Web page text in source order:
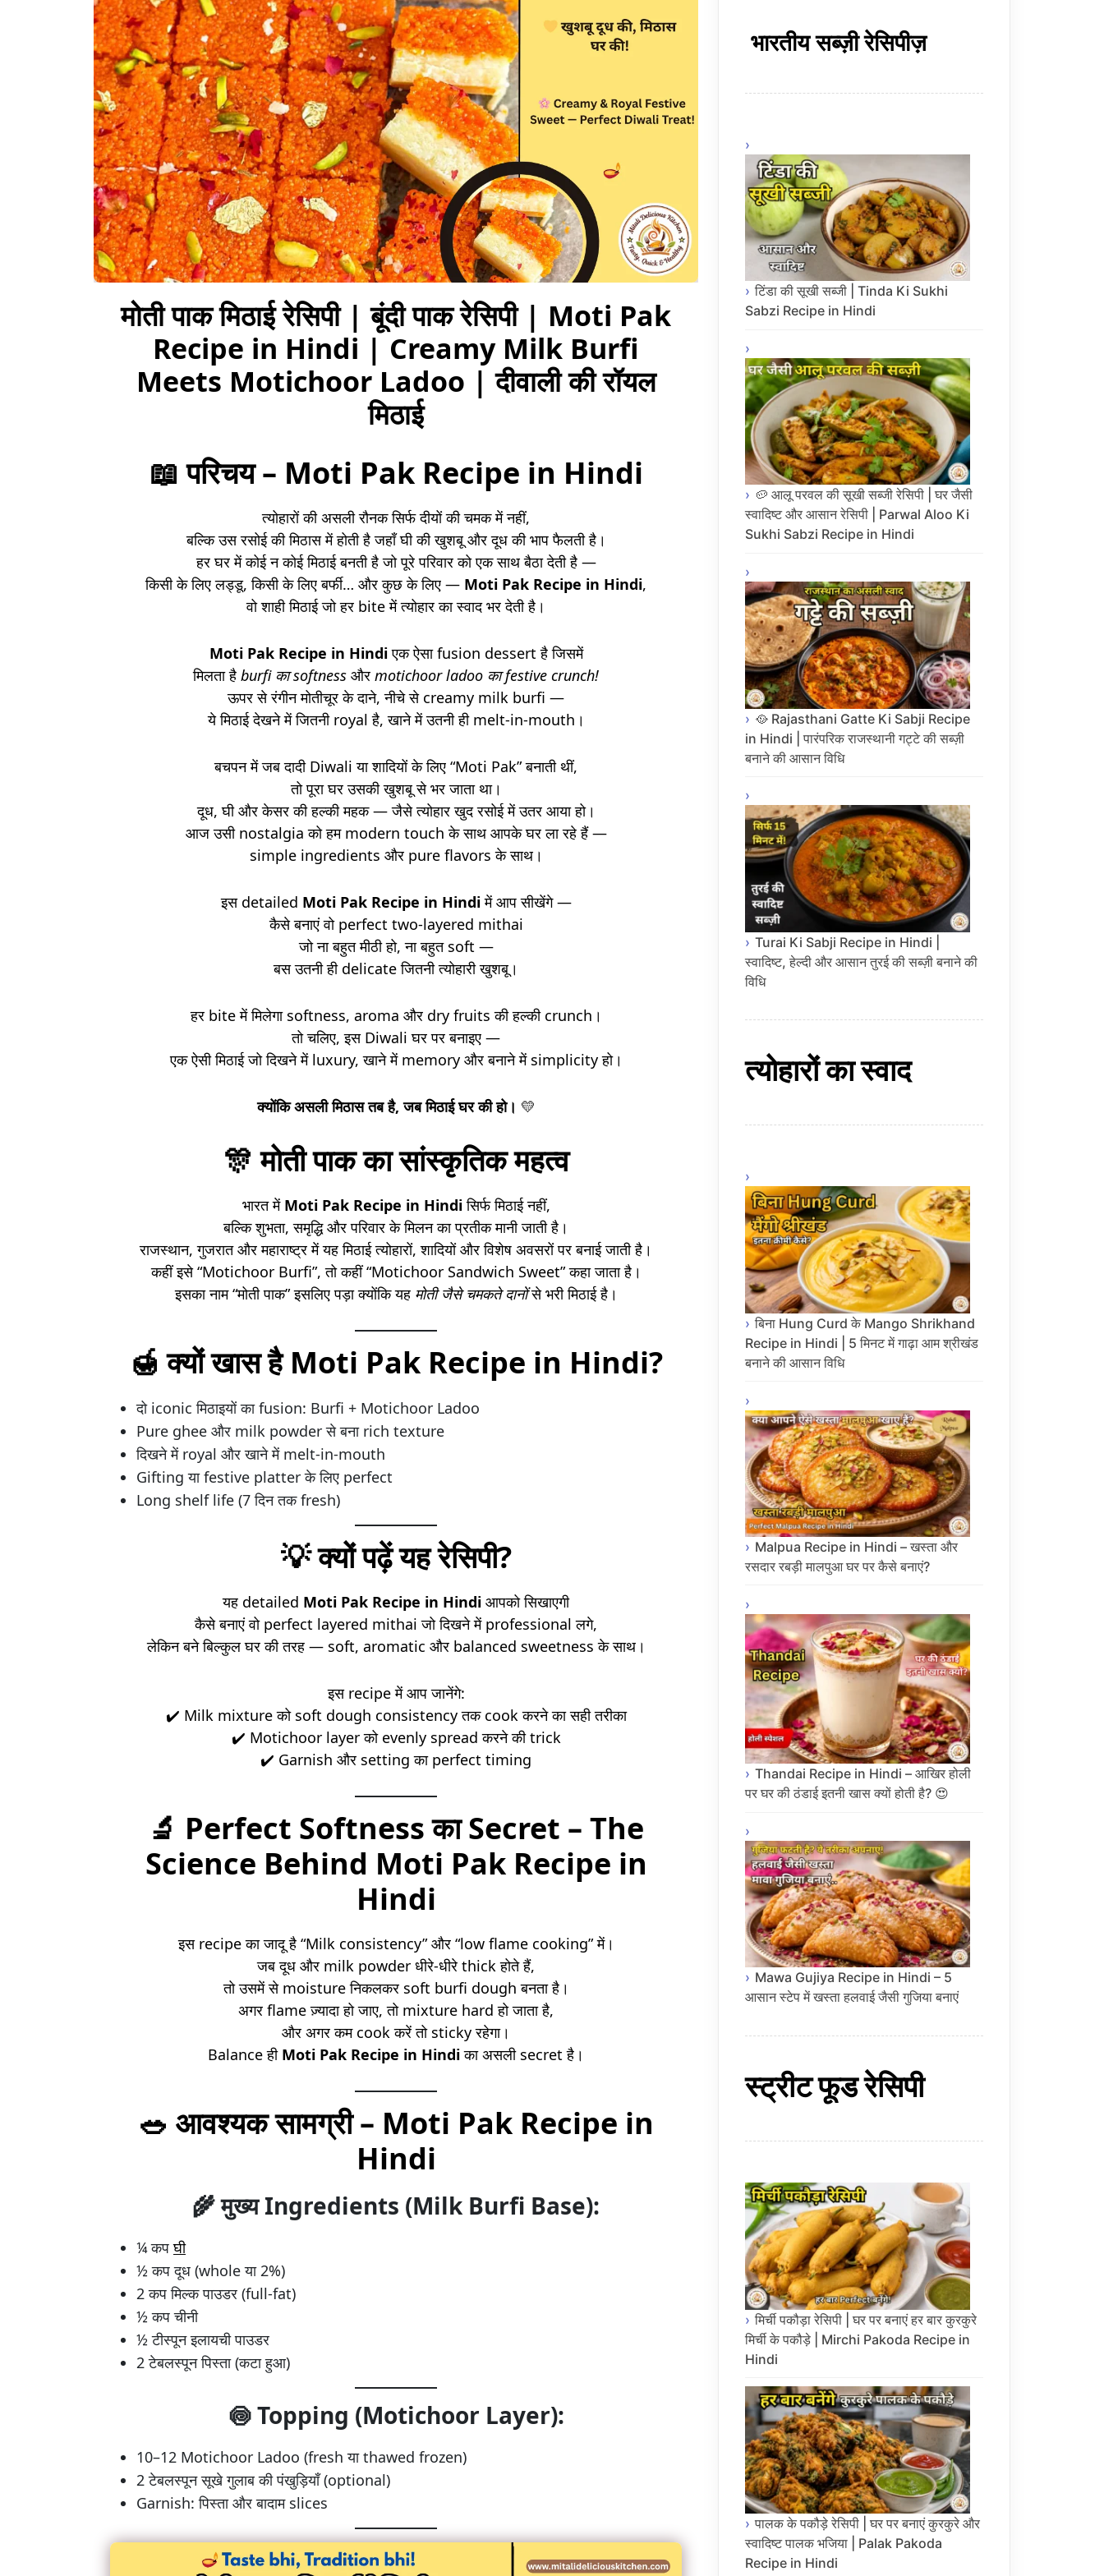
मोती पाक मिठाई रेसिपी | बूंदी पाक रेसिपी | Moti Pak
Recipe in Hindi | Creamy Milk Burfi
Meets Motichoor Ladoo | दीवाली की रॉयल
मिठाई
📖परिचय – Moti Pak Recipe in Hindi
त्योहारों की असली रौनक सिर्फ दीयों की चमक में नहीं,
बल्कि उस रसोई की मिठास में होती है जहाँ घी की खुशबू और दूध की भाप फैलती है।
हर घर में कोई न कोई मिठाई बनती है जो पूरे परिवार को एक साथ बैठा देती है —
किसी के लिए लड्डू, किसी के लिए बर्फी… और कुछ के लिए — Moti Pak Recipe in Hindi,
वो शाही मिठाई जो हर bite में त्योहार का स्वाद भर देती है।
Moti Pak Recipe in Hindiएक ऐसा fusion dessert है जिसमें
मिलता है burfi का softness और motichoor ladoo का festive crunch!
ऊपर से रंगीन मोतीचूर के दाने, नीचे से creamy milk burfi —
ये मिठाई देखने में जितनी royal है, खाने में उतनी ही melt-in-mouth।
बचपन में जब दादी Diwali या शादियों के लिए “Moti Pak” बनाती थीं,
तो पूरा घर उसकी खुशबू से भर जाता था।
दूध, घी और केसर की हल्की महक — जैसे त्योहार खुद रसोई में उतर आया हो।
आज उसी nostalgia को हम modern touch के साथ आपके घर ला रहे हैं —
simple ingredients और pure flavors के साथ।
इस detailed Moti Pak Recipe in Hindiमें आप सीखेंगे —
कैसे बनाएं वो perfect two-layered mithai
जो ना बहुत मीठी हो, ना बहुत soft —
बस उतनी ही delicate जितनी त्योहारी खुशबू।
हर bite में मिलेगा softness, aroma और dry fruits की हल्की crunch।
तो चलिए, इस Diwali घर पर बनाइए —
एक ऐसी मिठाई जो दिखने में luxury, खाने में memory और बनाने में simplicity हो।
क्योंकि असली मिठास तब है, जब मिठाई घर की हो। 💛
🎊मोती पाक का सांस्कृतिक महत्व
भारत में Moti Pak Recipe in Hindiसिर्फ मिठाई नहीं,
बल्कि शुभता, समृद्धि और परिवार के मिलन का प्रतीक मानी जाती है।
राजस्थान, गुजरात और महाराष्ट्र में यह मिठाई त्योहारों, शादियों और विशेष अवसरों पर बनाई जाती है।
कहीं इसे “Motichoor Burfi”, तो कहीं “Motichoor Sandwich Sweet” कहा जाता है।
इसका नाम “मोती पाक” इसलिए पड़ा क्योंकि यह मोती जैसे चमकते दानोंसे भरी मिठाई है।
🍯क्यों खास है Moti Pak Recipe in Hindi?
दो iconic मिठाइयों का fusion: Burfi + Motichoor Ladoo
Pure ghee और milk powder से बना rich texture
दिखने में royal और खाने में melt-in-mouth
Gifting या festive platter के लिए perfect
Long shelf life (7 दिन तक fresh)
💡क्यों पढ़ें यह रेसिपी?
यह detailed Moti Pak Recipe in Hindi आपको सिखाएगी
कैसे बनाएं वो perfect layered mithai जो दिखने में professional लगे,
लेकिन बने बिल्कुल घर की तरह — soft, aromatic और balanced sweetness के साथ।
इस recipe में आप जानेंगे:
✔️ Milk mixture को soft dough consistency तक cook करने का सही तरीका
✔️ Motichoor layer को evenly spread करने की trick
✔️ Garnish और setting का perfect timing
🔬 Perfect Softness का Secret – The
Science Behind Moti Pak Recipe in
Hindi
इस recipe का जादू है “Milk consistency” और “low flame cooking” में।
जब दूध और milk powder धीरे-धीरे thick होते हैं,
तो उसमें से moisture निकलकर soft burfi dough बनता है।
अगर flame ज़्यादा हो जाए, तो mixture hard हो जाता है,
और अगर कम cook करें तो sticky रहेगा।
Balance ही Moti Pak Recipe in Hindiका असली secret है।
🥗 आवश्यक सामग्री – Moti Pak Recipe in
Hindi
🌾मुख्य Ingredients (Milk Burfi Base):
¼ कपघी
½ कप दूध (whole या 2%)
2 कप मिल्क पाउडर (full-fat)
½ कप चीनी
½ टीस्पून इलायची पाउडर
2 टेबलस्पून पिस्ता (कटा हुआ)
🍥Topping (Motichoor Layer):
10–12 Motichoor Ladoo (fresh या thawed frozen)
2 टेबलस्पून सूखे गुलाब की पंखुड़ियाँ (optional)
Garnish: पिस्ता और बादाम slices
भारतीय सब्ज़ी रेसिपीज़
टिंडा की सूखी सब्जी | Tinda Ki Sukhi
Sabzi Recipe in Hindi
🥔 आलू परवल की सूखी सब्जी रेसिपी | घर जैसी
स्वादिष्ट और आसान रेसिपी | Parwal Aloo Ki
Sukhi Sabzi Recipe in Hindi
🥘 Rajasthani Gatte Ki Sabji Recipe
in Hindi | पारंपरिक राजस्थानी गट्टे की सब्ज़ी
बनाने की आसान विधि
Turai Ki Sabji Recipe in Hindi |
स्वादिष्ट, हेल्दी और आसान तुरई की सब्ज़ी बनाने की
विधि
त्योहारों का स्वाद
बिना Hung Curd के Mango Shrikhand
Recipe in Hindi | 5 मिनट में गाढ़ा आम श्रीखंड
बनाने की आसान विधि
Malpua Recipe in Hindi – खस्ता और
रसदार रबड़ी मालपुआ घर पर कैसे बनाएं?
Thandai Recipe in Hindi – आखिर होली
पर घर की ठंडाई इतनी खास क्यों होती है? 😍
Mawa Gujiya Recipe in Hindi – 5
आसान स्टेप में खस्ता हलवाई जैसी गुजिया बनाएं
स्ट्रीट फूड रेसिपी
मिर्ची पकौड़ा रेसिपी | घर पर बनाएं हर बार कुरकुरे
मिर्ची के पकौड़े | Mirchi Pakoda Recipe in
Hindi
पालक के पकौड़े रेसिपी | घर पर बनाएं कुरकुरे और
स्वादिष्ट पालक भजिया | Palak Pakoda
Recipe in Hindi